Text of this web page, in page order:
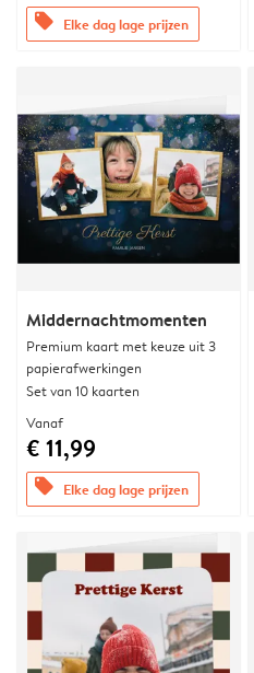
offers Elke dag lage prijzen
Middernachtmomenten
Premium kaart met keuze uit 3
papierafwerkingen
Set van 10 kaarten
Vanaf
€ 11,99
offers Elke dag lage prijzen